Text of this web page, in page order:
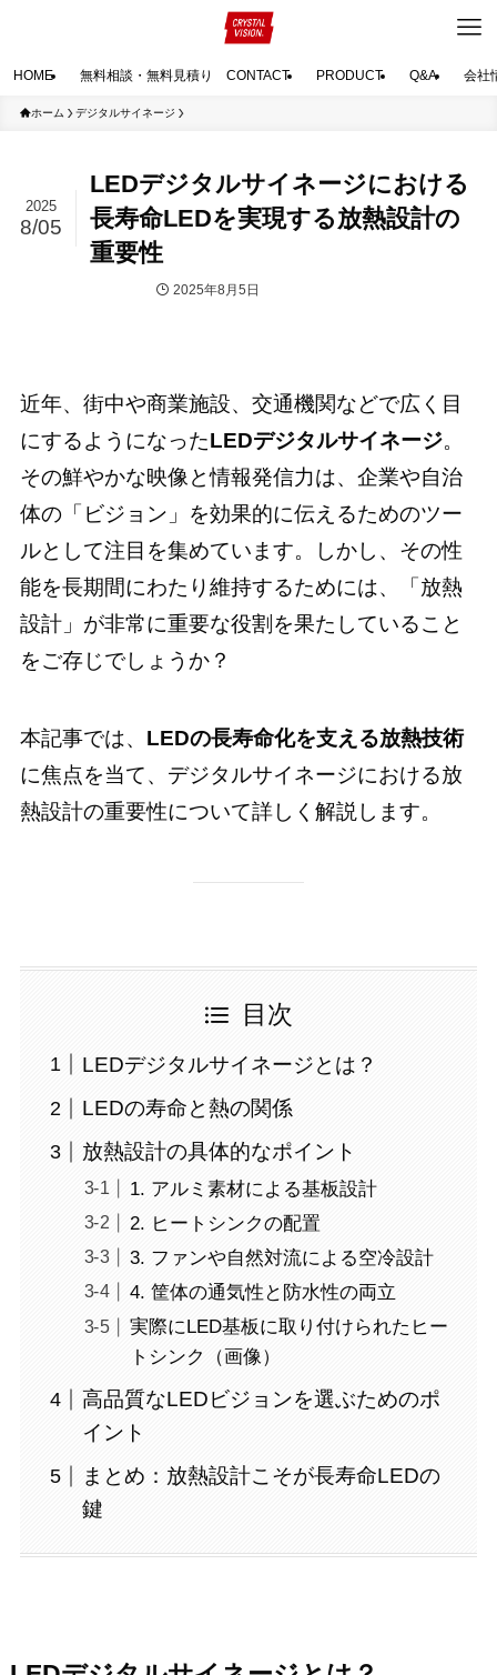
HOME 無料相談・無料見積り CONTACT PRODUCT Q&A 会社
ホーム デジタルサイネージ
LEDデジタルサイネージにおける
長寿命LEDを実現する放熱設計の
重要性
2025
8/05
2025年8月5日
近年、街中や商業施設、交通機関などで広く目
にするようになったLEDデジタルサイネージ。
その鮮やかな映像と情報発信力は、企業や自治
体の「ビジョン」を効果的に伝えるためのツー
ルとして注目を集めています。しかし、その性
能を長期間にわたり維持するためには、「放熱
設計」が非常に重要な役割を果たしていること
をご存じでしょうか？
本記事では、 LEDの長寿命化を支える放熱技術
に焦点を当て、デジタルサイネージにおける放
熱設計の重要性について詳しく解説します。
目次
LEDデジタルサイネージとは？
LEDの寿命と熱の関係
放熱設計の具体的なポイント
1. アルミ素材による基板設計
2. ヒートシンクの配置
3. ファンや自然対流による空冷設計
4. 筐体の通気性と防水性の両立
実際にLED基板に取り付けられたヒー
トシンク（画像）
高品質なLEDビジョンを選ぶためのポ
イント
まとめ：放熱設計こそが長寿命LEDの
鍵